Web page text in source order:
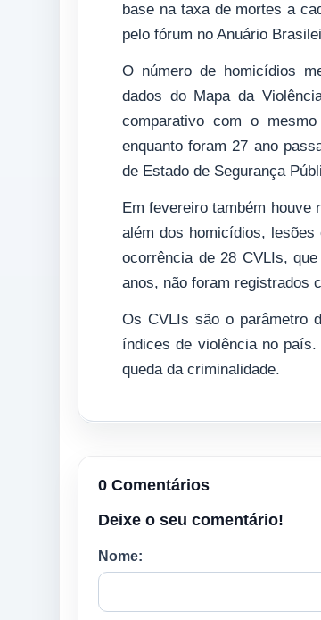
base na taxa de mortes a
pelo fórum no Anuário
O número de homicídios
dados do Mapa da
comparativo com o
enquanto foram 27 ano
de Estado de Segurança
Em fevereiro também houve
além dos homicídios,
ocorrência de 28 CVLIs,
anos, não foram registrados
Os CVLIs são o parâmetro
índices de violência no
queda da criminalidade.
0 Comentários
Deixe o seu comentário!
Nome: